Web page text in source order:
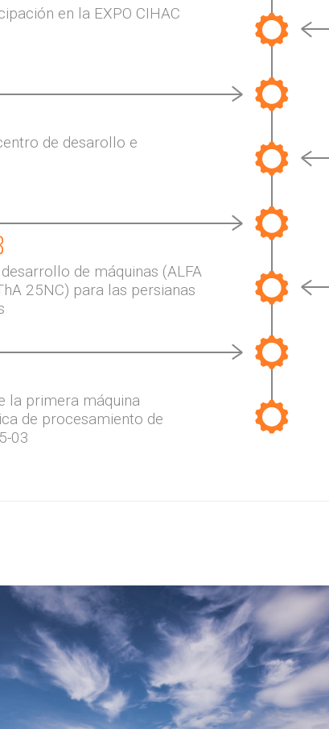
en la EXPO CIHAC
de desarollo e
de máquinas (ALFA
25NC) para las persianas
la primera máquina
de procesamiento de
03